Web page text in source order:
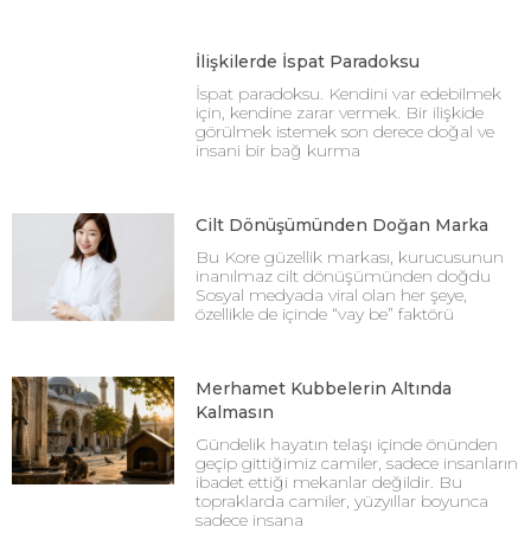
İlişkilerde İspat Paradoksu
İspat paradoksu. Kendini var edebilmek
için, kendine zarar vermek. Bir ilişkide
görülmek istemek son derece doğal ve
insani bir bağ kurma
Cilt Dönüşümünden Doğan Marka
Bu Kore güzellik markası, kurucusunun
inanılmaz cilt dönüşümünden doğdu
Sosyal medyada viral olan her şeye,
özellikle de içinde “vay be” faktörü
Merhamet Kubbelerin Altında
Kalmasın
Gündelik hayatın telaşı içinde önünden
geçip gittiğimiz camiler, sadece insanların
ibadet ettiği mekanlar değildir. Bu
topraklarda camiler, yüzyıllar boyunca
sadece insana